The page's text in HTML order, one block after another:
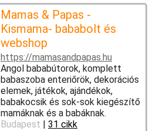
Mamas & Papas -
Kismama- bababolt és
webshop
https://mamasandpapas.hu
Angol bababútorok, komplett
babaszoba enteriőrök, dekorációs
elemek, játékok, ajándékok,
babakocsik és sok-sok kiegészítő
mamáknak és a babáknak.
Budapest
31 cikk